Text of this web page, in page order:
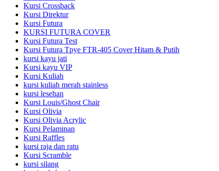
Kursi Crossback
Kursi Direktur
Kursi Futura
KURSI FUTURA COVER
Kursi Futura Test
Kursi Futura Tpye FTR-405 Cover Hitam & Putih
kursi kayu jati
Kursi kayu VIP
Kursi Kuliah
kursi kuliah merah stainless
kursi lesehan
Kursi Louis/Ghost Chair
Kursi Olivia
Kursi Olivia Acrylic
Kursi Pelaminan
Kursi Raffles
kursi raja dan ratu
Kursi Scramble
kursi silang